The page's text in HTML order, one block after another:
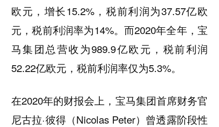
欧元，增长15.2%，税前利润为37.57亿欧
元，税前利润率为14%。而2020年全年，宝
马集团总营收为989.9亿欧元，税前利润
52.22亿欧元，税前利润率仅为5.3%。
在2020年的财报会上，宝马集团首席财务官
尼古拉·彼得（Nicolas Peter）曾透露阶段性